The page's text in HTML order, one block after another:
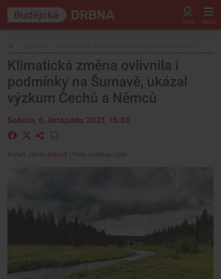
Klimatická změna ovlivnila i
podmínky na Šumavě, ukázal
výzkum Čechů a Němců
Sobota, 6. listopadu 2021, 15:36
Autoři Jakub Bartoš | Foto pixabay.com